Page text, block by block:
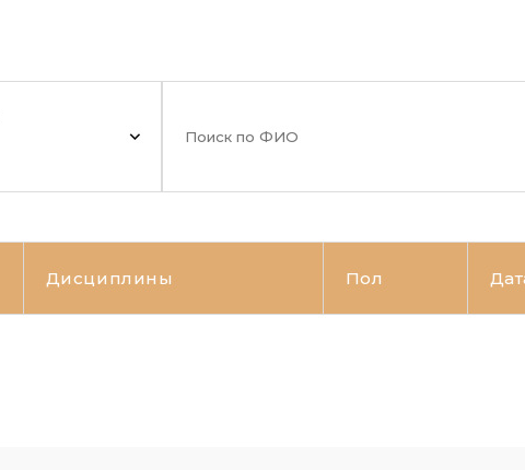
Дисциплины Пол